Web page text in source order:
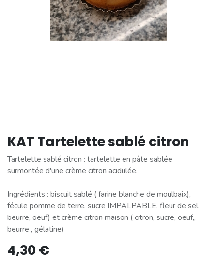
KAT Tartelette sablé citron
Tartelette sablé citron : tartelette en pâte sablée
surmontée d'une crème citron acidulée.
Ingrédients : biscuit sablé ( farine blanche de moulbaix),
fécule pomme de terre, sucre IMPALPABLE, fleur de sel,
beurre, oeuf) et crème citron maison ( citron, sucre, oeuf,,
beurre , gélatine)
4,30 €